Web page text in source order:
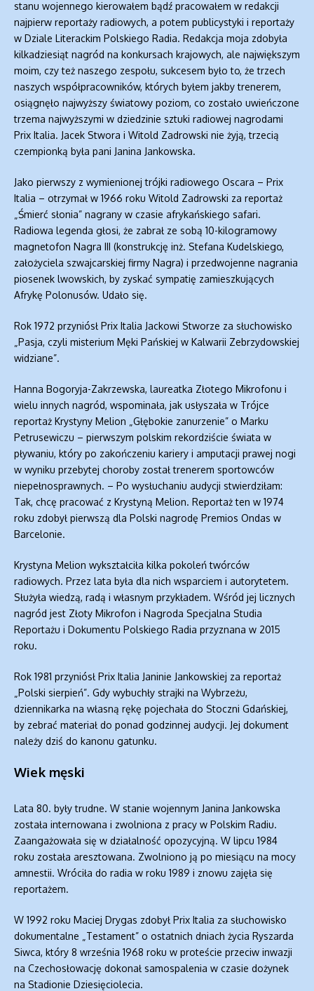
stanu wojennego kierowałem bądź pracowałem w redakcji
najpierw reportaży radiowych, a potem publicystyki i reportaży
w Dziale Literackim Polskiego Radia. Redakcja moja zdobyła
kilkadziesiąt nagród na konkursach krajowych, ale największym
moim, czy też naszego zespołu, sukcesem było to, że trzech
naszych współpracowników, których byłem jakby trenerem,
osiągnęło najwyższy światowy poziom, co zostało uwieńczone
trzema najwyższymi w dziedzinie sztuki radiowej nagrodami
Prix Italia. Jacek Stwora i Witold Zadrowski nie żyją, trzecią
czempionką była pani Janina Jankowska.
Jako pierwszy z wymienionej trójki radiowego Oscara – Prix
Italia – otrzymał w 1966 roku Witold Zadrowski za reportaż
„Śmierć słonia” nagrany w czasie afrykańskiego safari.
Radiowa legenda głosi, że zabrał ze sobą 10-kilogramowy
magnetofon Nagra III (konstrukcję inż. Stefana Kudelskiego,
założyciela szwajcarskiej firmy Nagra) i przedwojenne nagrania
piosenek lwowskich, by zyskać sympatię zamieszkujących
Afrykę Polonusów. Udało się.
Rok 1972 przyniósł Prix Italia Jackowi Stworze za słuchowisko
„Pasja, czyli misterium Męki Pańskiej w Kalwarii Zebrzydowskiej
widziane”.
Hanna Bogoryja-Zakrzewska, laureatka Złotego Mikrofonu i
wielu innych nagród, wspominała, jak usłyszała w Trójce
reportaż Krystyny Melion „Głębokie zanurzenie” o Marku
Petrusewiczu – pierwszym polskim rekordziście świata w
pływaniu, który po zakończeniu kariery i amputacji prawej nogi
w wyniku przebytej choroby został trenerem sportowców
niepełnosprawnych. – Po wysłuchaniu audycji stwierdziłam:
Tak, chcę pracować z Krystyną Melion. Reportaż ten w 1974
roku zdobył pierwszą dla Polski nagrodę Premios Ondas w
Barcelonie.
Krystyna Melion wykształciła kilka pokoleń twórców
radiowych. Przez lata była dla nich wsparciem i autorytetem.
Służyła wiedzą, radą i własnym przykładem. Wśród jej licznych
nagród jest Złoty Mikrofon i Nagroda Specjalna Studia
Reportażu i Dokumentu Polskiego Radia przyznana w 2015
roku.
Rok 1981 przyniósł Prix Italia Janinie Jankowskiej za reportaż
„Polski sierpień”. Gdy wybuchły strajki na Wybrzeżu,
dziennikarka na własną rękę pojechała do Stoczni Gdańskiej,
by zebrać materiał do ponad godzinnej audycji. Jej dokument
należy dziś do kanonu gatunku.
Wiek męski
Lata 80. były trudne. W stanie wojennym Janina Jankowska
została internowana i zwolniona z pracy w Polskim Radiu.
Zaangażowała się w działalność opozycyjną. W lipcu 1984
roku została aresztowana. Zwolniono ją po miesiącu na mocy
amnestii. Wróciła do radia w roku 1989 i znowu zajęła się
reportażem.
W 1992 roku Maciej Drygas zdobył Prix Italia za słuchowisko
dokumentalne „Testament” o ostatnich dniach życia Ryszarda
Siwca, który 8 września 1968 roku w proteście przeciw inwazji
na Czechosłowację dokonał samospalenia w czasie dożynek
na Stadionie Dziesięciolecia.